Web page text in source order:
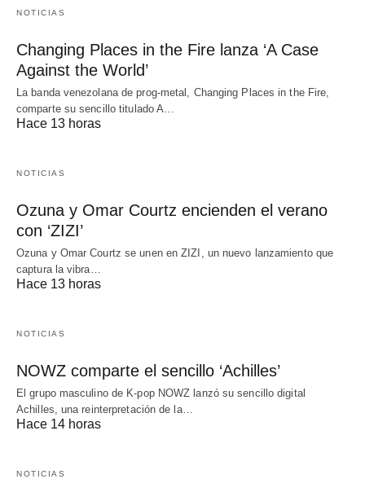
NOTICIAS
Changing Places in the Fire lanza ‘A Case
Against the World’
La banda venezolana de prog-metal, Changing Places in the Fire,
comparte su sencillo titulado A…
Hace 13 horas
NOTICIAS
Ozuna y Omar Courtz encienden el verano
con ‘ZIZI’
Ozuna y Omar Courtz se unen en ZIZI, un nuevo lanzamiento que
captura la vibra…
Hace 13 horas
NOTICIAS
NOWZ comparte el sencillo ‘Achilles’
El grupo masculino de K-pop NOWZ lanzó su sencillo digital
Achilles, una reinterpretación de la…
Hace 14 horas
NOTICIAS